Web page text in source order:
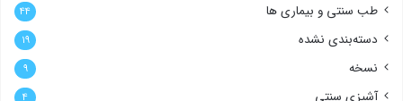
طب سنتی و بیماری ها ۴۴
دسته‌بندی نشده ۱۹
نسخه ۹
آشپزی سنتی ۴